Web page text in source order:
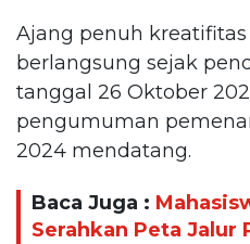
Ajang penuh
berlangsung sejak
tanggal 26 Oktober
pengumuman
2024 mendatang.
Baca Juga :
Serahkan Peta Jalur